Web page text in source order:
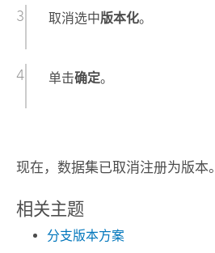
取消选中版本化。
单击确定。
现在，数据集已取消注册为版本。
相关主题
分支版本方案